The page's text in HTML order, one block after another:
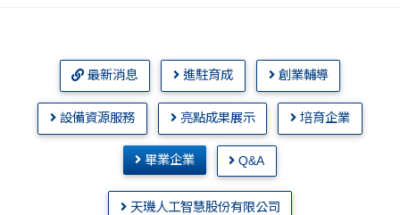
最新消息 進駐育成 創業輔導
設備資源服務 亮點成果展示 培育企業
畢業企業 Q&A
天璣人工智慧股份有限公司